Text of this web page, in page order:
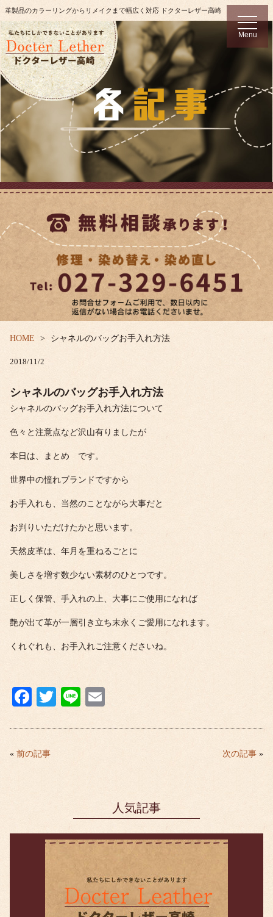
革製品のカラーリングからリメイクまで幅広く対応 ドクターレザー高崎
t
o
g
g
a
i
o
Menu
HOME シャネルのバッグお手入れ方法
2018/11/2
シャネルのバッグお手入れ方法
シャネルのバッグお手入れ方法について
色々と注意点など沢山有りましたが
本日は、まとめ です。
世界中の憧れブランドですから
お手入れも、当然のことながら大事だと
お判りいただけたかと思います。
天然皮革は、年月を重ねるごとに
美しさを増す数少ない素材のひとつです。
正しく保管、手入れの上、大事にご使用になれば
艶が出て革が一層引き立ち末永くご愛用になれます。
くれぐれも、お手入れご注意くださいね。
Fa
bo
ok
T
tte
Li
ail
« 前の記事 次の記事 »
人気記事